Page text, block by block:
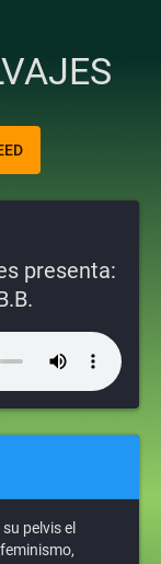
presenta:
pelvis el